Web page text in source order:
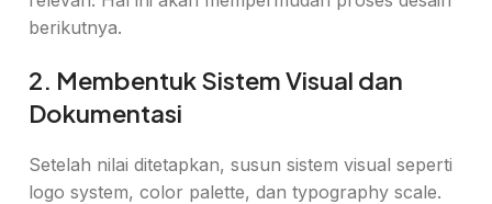
berikutnya.
2. Membentuk Sistem Visual dan
Dokumentasi
Setelah nilai ditetapkan, susun sistem visual seperti
logo system, color palette, dan typography scale.